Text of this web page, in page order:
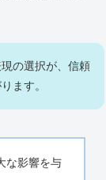
の選択が、信頼
ます。
な影響を与